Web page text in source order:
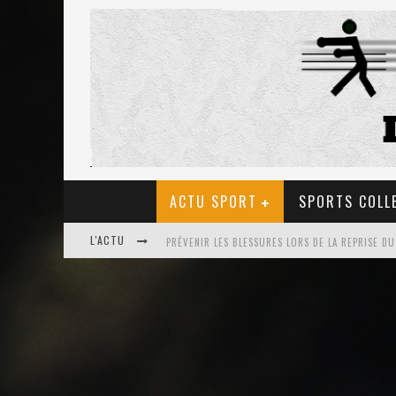
ACTU SPORT SPORTS
L'ACTU